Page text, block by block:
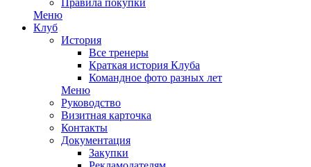
Правила покупки
Меню
Клуб
История
Все тренеры
Краткая история Клуба
Командное фото разных лет
Меню
Руководство
Визитная карточка
Контакты
Документация
Закупки